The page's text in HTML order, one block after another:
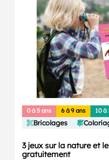
0 à 5 ans 6 à 9 ans 10 à
Bricolages
3 jeux sur la nature et
gratuitement